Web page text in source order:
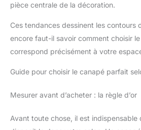
pièce centrale de la décoration.
Ces tendances dessinent les contours
encore faut-il savoir comment choisir
correspond précisément à votre
Guide pour choisir le canapé parfait
Mesurer avant d’acheter : la règle d’or
Avant toute chose, il est indispensable